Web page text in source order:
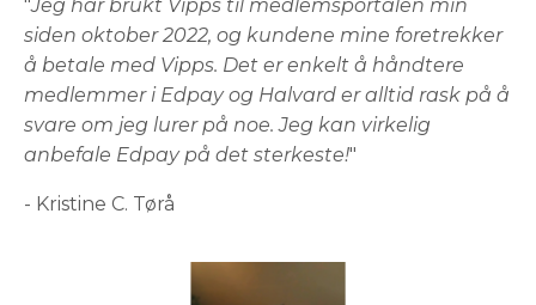
"Jeg har brukt Vipps til medlemsportalen min
siden oktober 2022, og kundene mine foretrekker
å betale med Vipps. Det er enkelt å håndtere
medlemmer i Edpay og Halvard er alltid rask på å
svare om jeg lurer på noe. Jeg kan virkelig
anbefale Edpay på det sterkeste!"
- Kristine C. Tørå